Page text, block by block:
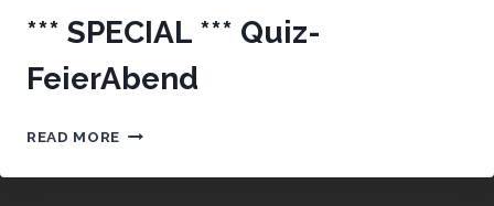
*** SPECIAL *** Quiz-
FeierAbend
READ MORE ***
***